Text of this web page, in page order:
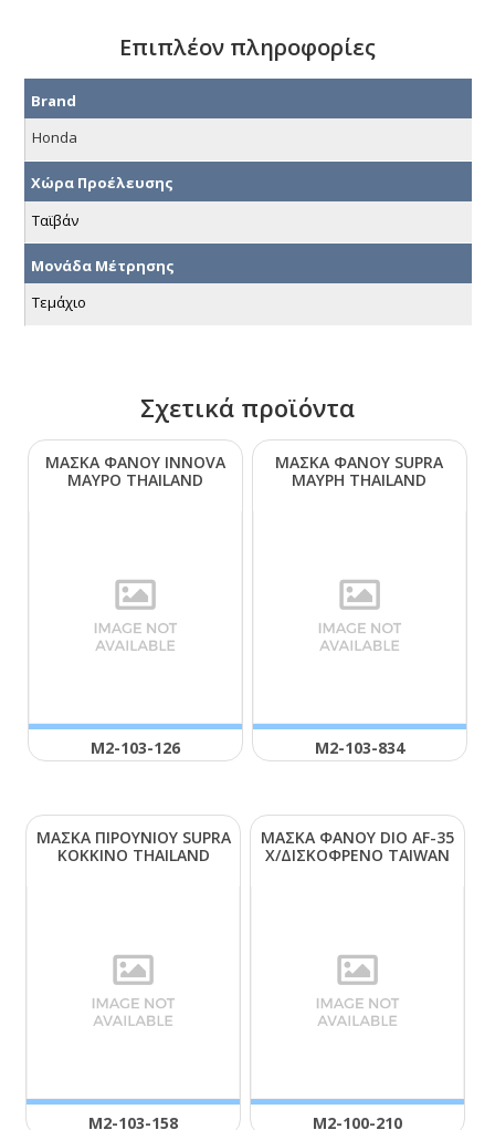
Επιπλέον πληροφορίες
Brand
Honda
Χώρα Προέλευσης
Ταϊβάν
Μονάδα Μέτρησης
Τεμάχιο
Σχετικά προϊόντα
ΜΑΣΚΑ ΦΑΝΟΥ ΙΝΝΟVΑ
ΜΑΥΡΟ ΤΗΑΙLΑΝD
Μ2-103-126
ΜΑΣΚΑ ΦΑΝΟΥ SUΡRΑ
ΜΑΥΡΗ ΤΗΑΙLΑΝD
Μ2-103-834
ΜΑΣΚΑ ΠΙΡΟΥΝΙΟΥ SUΡRΑ
ΚΟΚΚΙΝΟ ΤΗΑΙLΑΝD
Μ2-103-158
ΜΑΣΚΑ ΦΑΝΟΥ DΙΟ ΑF-35
Χ/ΔΙΣΚΟΦΡΕΝΟ ΤΑΙWΑΝ
Μ2-100-210